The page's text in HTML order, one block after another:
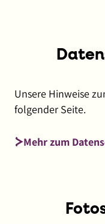
Unsere Hinweise
folgender Seite.
Mehr zum